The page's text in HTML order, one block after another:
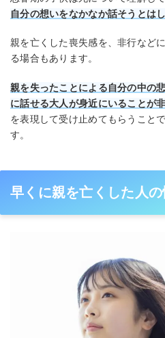
自分の想いをなかなか話そうとはし
親を亡くした喪失感を、非行など
る場合もあります。
親を失ったことによる自分の中の
に話せる大人が身近にいることが
を表現して受け止めてもらうこと
す。
早くに親を亡くした人